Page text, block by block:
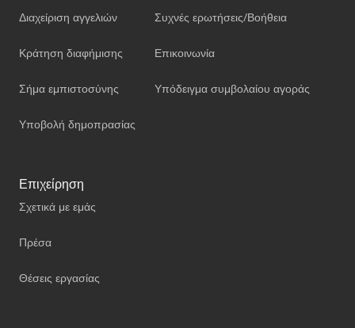
Διαχείριση αγγελιών
Κράτηση διαφήμισης
Σήμα εμπιστοσύνης
Υποβολή δημοπρασίας
Συχνές ερωτήσεις/Βοήθεια
Επικοινωνία
Υπόδειγμα συμβολαίου αγοράς
Επιχείρηση
Σχετικά με εμάς
Πρέσα
Θέσεις εργασίας